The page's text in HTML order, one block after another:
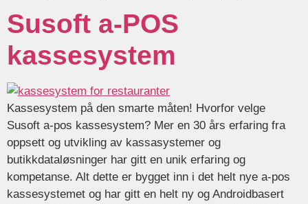
Susoft a-POS
kassesystem
Kassesystem på den smarte måten! Hvorfor velge
Susoft a-pos kassesystem? Mer en 30 års erfaring fra
oppsett og utvikling av kassasystemer og
butikkdataløsninger har gitt en unik erfaring og
kompetanse. Alt dette er bygget inn i det helt nye a-pos
kassesystemet og har gitt en helt ny og Androidbasert